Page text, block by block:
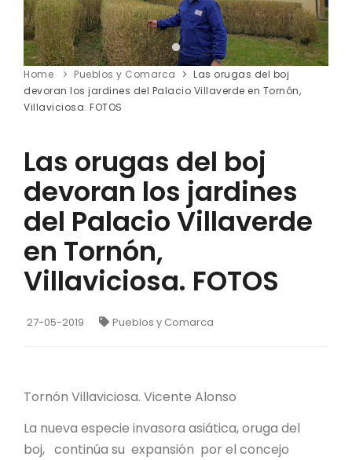
Home Pueblos y Comarca
Las orugas del boj
devoran los jardines del Palacio Villaverde en Tornón,
Villaviciosa. FOTOS
Las orugas del boj
devoran los jardines
del Palacio Villaverde
en Tornón,
Villaviciosa. FOTOS
27-05-2019 Pueblos y Comarca
Tornón Villaviciosa. Vicente Alonso
La nueva especie invasora asiática, oruga del
boj, continúa su expansión por el concejo